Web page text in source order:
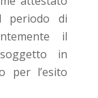
periodo di
il
in
per l’esito